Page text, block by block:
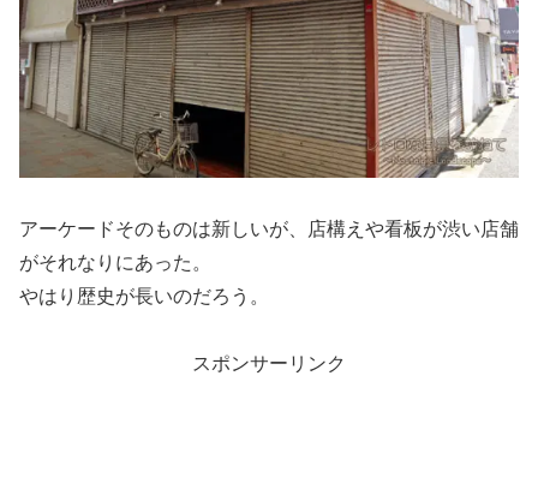
アーケードそのものは新しいが、店構えや看板が渋い店舗
がそれなりにあった。
やはり歴史が長いのだろう。
スポンサーリンク